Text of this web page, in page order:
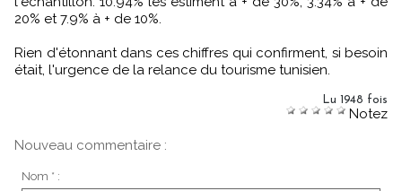
20% et 7.9% à + de 10%.
Rien d'étonnant dans ces chiffres qui confirment, si besoin
était, l'urgence de la relance du tourisme tunisien.
Lu 1948 fois
Notez
Nouveau commentaire :
Nom * :